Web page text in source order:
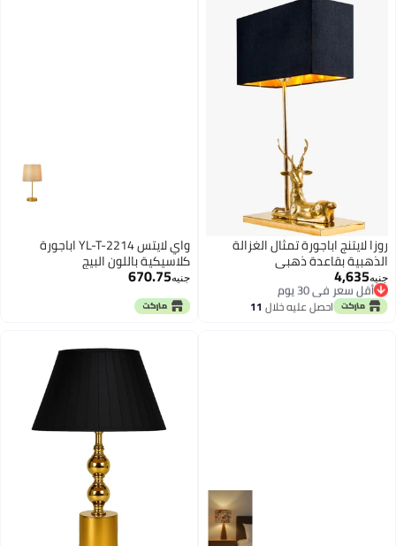
روزا لايتنج اباجورة تمثال الغزالة
الذهبية بقاعدة ذهبي
جنيه4,635
أقل سعر في 30 يوم
توصيل مجاني
أقل سعر في 30 يوماحصل عليه خلال 11
اغسطس
واي لايتس YL-T-2214 اباجورة
كلاسيكية باللون البيج
جنيه670.75